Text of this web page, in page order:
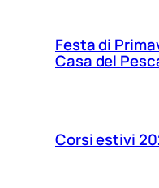
Festa di
Casa del
Corsi estivi